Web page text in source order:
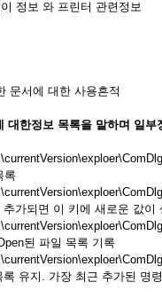
정보 와 프린터 관련정보
문서에 대한 사용흔적
대한정보 목록을 말하며 일부
록
가되면 이 키에 새로운 값이
된 파일 목록 기록
유지. 가장 최근 추가된 명